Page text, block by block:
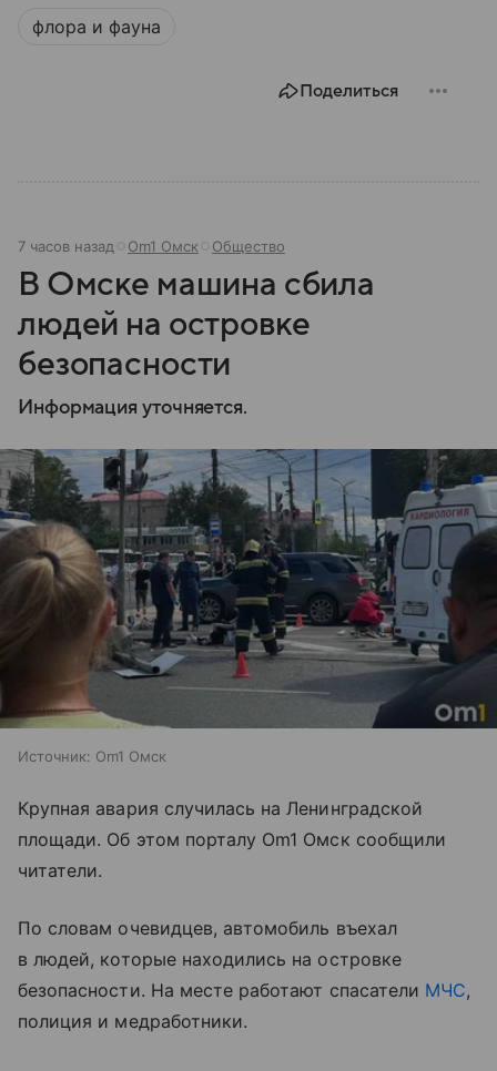
флора и фауна
Поделиться
7 часов назад Om1 Омск Общество
В Омске машина сбила
людей на островке
безопасности
Информация уточняется.
Источник: Om1 Омск
Крупная авария случилась на Ленинградской
площади. Об этом порталу Om1 Омск сообщили
читатели.
По словам очевидцев, автомобиль въехал
в людей, которые находились на островке
безопасности. На месте работают спасатели МЧС,
полиция и медработники.